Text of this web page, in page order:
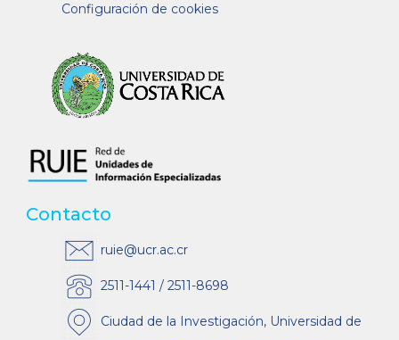
Configuración de cookies
Contacto
ruie@ucr.ac.cr
2511-1441 / 2511-8698
Ciudad de la Investigación, Universidad de